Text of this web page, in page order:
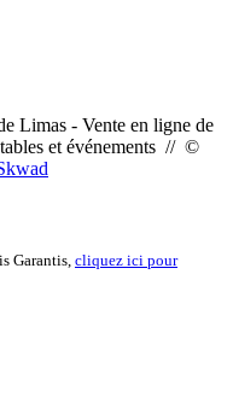
Limas - Vente en ligne de
et événements // ©
Garantis, cliquez ici pour